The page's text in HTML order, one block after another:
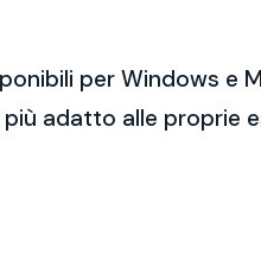
per Windows e
adatto alle proprie